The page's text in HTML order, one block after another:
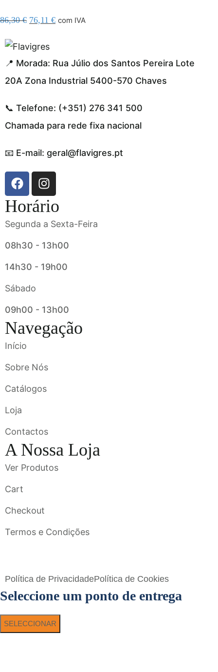
86,30€ 76,11 € com IVA
resmi adresi
📍 Morada: Rua Júlio dos Santos Pereira Lote
20A Zona Industrial 5400-570 Chaves
📞 Telefone: (+351) 276 341 500
Chamada para rede fixa nacional
📧 E-mail: geral@flavigres.pt
Horário
Segunda a Sexta-Feira
08h30 - 13h00
14h30 - 19h00
Sábado
09h00 - 13h00
Navegação
Início
Sobre Nós
Catálogos
Loja
Contactos
A Nossa Loja
Ver Produtos
Cart
Checkout
Termos e Condições
Política de PrivacidadePolítica de Cookies
Seleccione um ponto de entrega
SELECCIONAR